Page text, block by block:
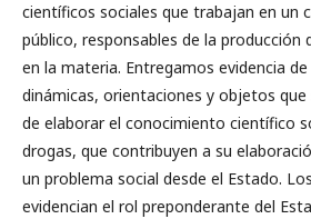
científicos sociales que trabajan en un
público, responsables de la producción
en la materia. Entregamos evidencia
dinámicas, orientaciones y objetos
de elaborar el conocimiento científico
drogas, que contribuyen a su
un problema social desde el Estado.
evidencian el rol preponderante del